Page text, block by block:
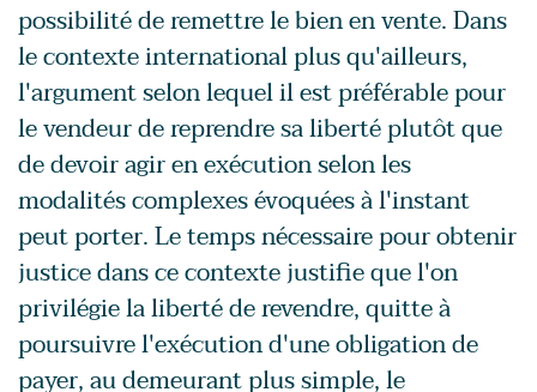
possibilité de remettre le bien en vente. Dans
le contexte international plus qu'ailleurs,
l'argument selon lequel il est préférable pour
le vendeur de reprendre sa liberté plutôt que
de devoir agir en exécution selon les
modalités complexes évoquées à l'instant
peut porter. Le temps nécessaire pour obtenir
justice dans ce contexte justifie que l'on
privilégie la liberté de revendre, quitte à
poursuivre l'exécution d'une obligation de
payer, au demeurant plus simple, le